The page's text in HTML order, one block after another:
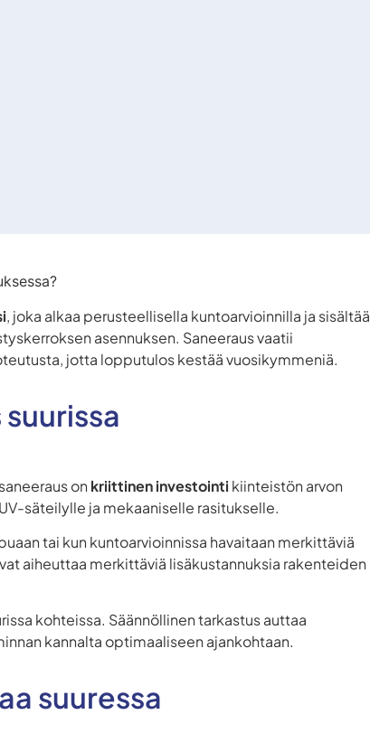
, joka alkaa perusteellisella kuntoarvioinnilla ja sisältää
asennuksen. Saneeraus vaatii
jotta lopputulos kestää vuosikymmeniä.
on kriittinen investointi kiinteistön arvon
säteilylle ja mekaaniselle rasitukselle.
tai kun kuntoarvioinnissa havaitaan merkittäviä
aiheuttaa merkittäviä lisäkustannuksia rakenteiden
kohteissa. Säännöllinen tarkastus auttaa
kannalta optimaaliseen ajankohtaan.
suuressa